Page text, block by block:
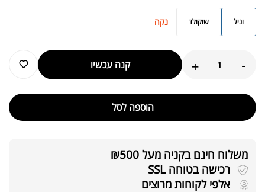
וניל שוקולד נקה
-
+ קנה עכשיו
הוספה לסל
משלוח חינם בקניה מעל ₪500
רכישה בטוחה SSL
אלפי לקוחות מרוצים